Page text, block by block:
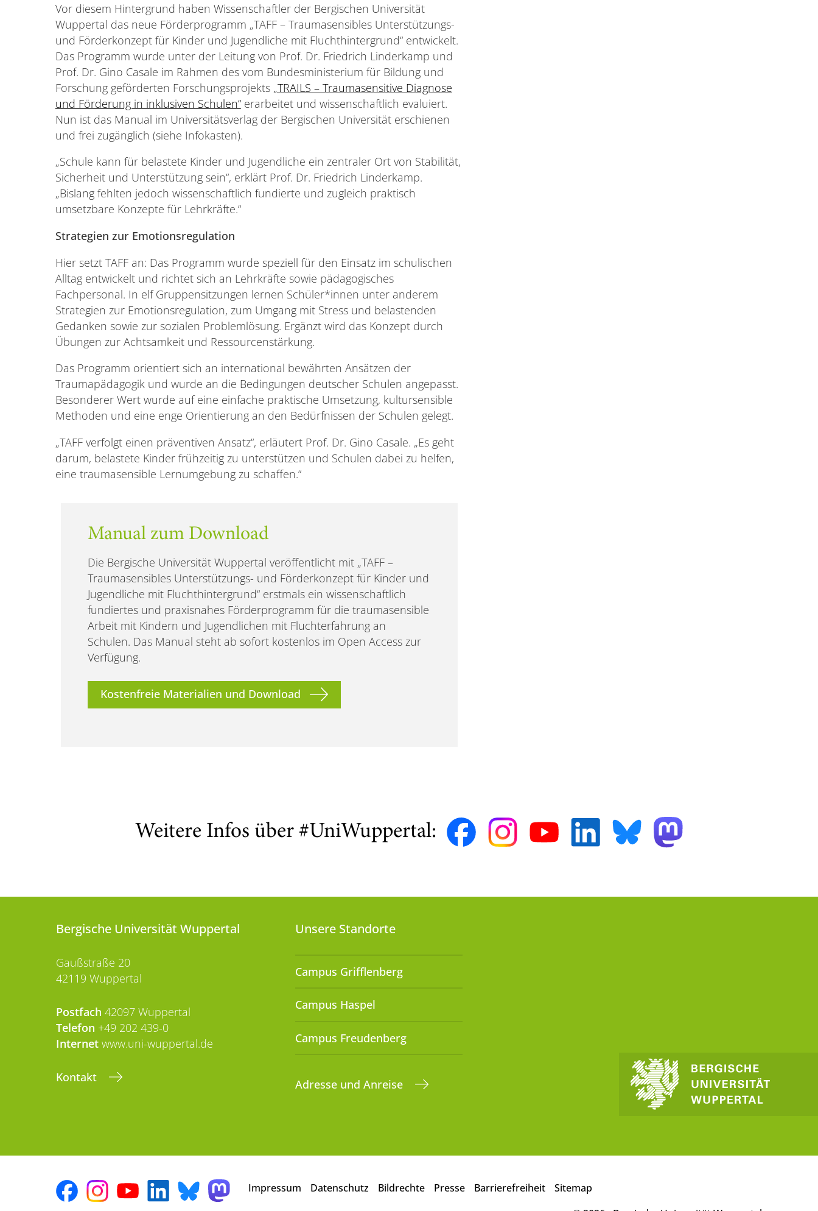
Vor diesem Hintergrund haben Wissenschaftler der Bergischen Universität
Wuppertal das neue Förderprogramm „TAFF – Traumasensibles Unterstützungs-
und Förderkonzept für Kinder und Jugendliche mit Fluchthintergrund“ entwickelt.
Das Programm wurde unter der Leitung von Prof. Dr. Friedrich Linderkamp und
Prof. Dr. Gino Casale im Rahmen des vom Bundesministerium für Bildung und
Forschung geförderten Forschungsprojekts „TRAILS – Traumasensitive Diagnose
und Förderung in inklusiven Schulen“erarbeitet und wissenschaftlich evaluiert.
Nun ist das Manual im Universitätsverlag der Bergischen Universität erschienen
und frei zugänglich (siehe Infokasten).
„Schule kann für belastete Kinder und Jugendliche ein zentraler Ort von Stabilität,
Sicherheit und Unterstützung sein“, erklärt Prof. Dr. Friedrich Linderkamp.
„Bislang fehlten jedoch wissenschaftlich fundierte und zugleich praktisch
umsetzbare Konzepte für Lehrkräfte.“
Strategien zur Emotionsregulation
Hier setzt TAFF an: Das Programm wurde speziell für den Einsatz im schulischen
Alltag entwickelt und richtet sich an Lehrkräfte sowie pädagogisches
Fachpersonal. In elf Gruppensitzungen lernen Schüler*innen unter anderem
Strategien zur Emotionsregulation, zum Umgang mit Stress und belastenden
Gedanken sowie zur sozialen Problemlösung. Ergänzt wird das Konzept durch
Übungen zur Achtsamkeit und Ressourcenstärkung.
Das Programm orientiert sich an international bewährten Ansätzen der
Traumapädagogik und wurde an die Bedingungen deutscher Schulen angepasst.
Besonderer Wert wurde auf eine einfache praktische Umsetzung, kultursensible
Methoden und eine enge Orientierung an den Bedürfnissen der Schulen gelegt.
„TAFF verfolgt einen präventiven Ansatz“, erläutert Prof. Dr. Gino Casale. „Es geht
darum, belastete Kinder frühzeitig zu unterstützen und Schulen dabei zu helfen,
eine traumasensible Lernumgebung zu schaffen.“
Manual zum Download
Die Bergische Universität Wuppertal veröffentlicht mit „TAFF –
Traumasensibles Unterstützungs- und Förderkonzept für Kinder und
Jugendliche mit Fluchthintergrund“ erstmals ein wissenschaftlich
fundiertes und praxisnahes Förderprogramm für die traumasensible
Arbeit mit Kindern und Jugendlichen mit Fluchterfahrung an
Schulen. Das Manual steht ab sofort kostenlos im Open Access zur
Verfügung.
Kostenfreie Materialien und Download
Weitere Infos über #UniWuppertal:
Bergische Universität Wuppertal
Gaußstraße 20
42119 Wuppertal
Postfach 42097 Wuppertal
Telefon +49 202 439-0
Internet www.uni-wuppertal.de
Kontakt
Unsere Standorte
Campus Grifflenberg
Campus Haspel
Campus Freudenberg
Adresse und Anreise
Impressum Datenschutz Bildrechte Presse Barrierefreiheit
Sitemap